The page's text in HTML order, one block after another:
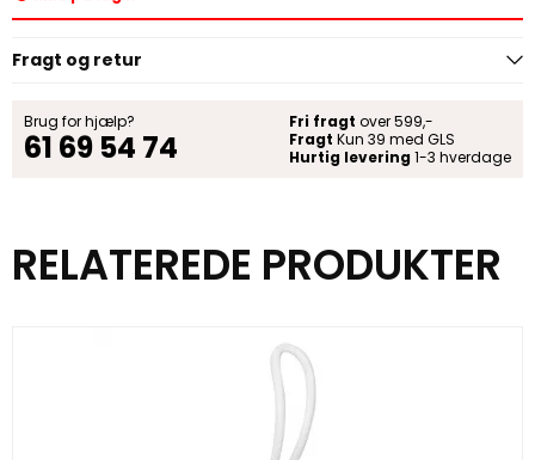
Fragt og retur
Brug for hjælp?
61 69 54 74
Fri fragt over 599,-
Fragt Kun 39 med GLS
Hurtig levering 1-3 hverdage
RELATEREDE PRODUKTER